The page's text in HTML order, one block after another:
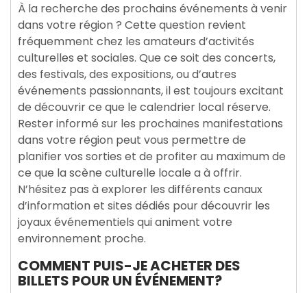
À la recherche des prochains événements à venir
dans votre région ? Cette question revient
fréquemment chez les amateurs d’activités
culturelles et sociales. Que ce soit des concerts,
des festivals, des expositions, ou d’autres
événements passionnants, il est toujours excitant
de découvrir ce que le calendrier local réserve.
Rester informé sur les prochaines manifestations
dans votre région peut vous permettre de
planifier vos sorties et de profiter au maximum de
ce que la scène culturelle locale a à offrir.
N’hésitez pas à explorer les différents canaux
d’information et sites dédiés pour découvrir les
joyaux événementiels qui animent votre
environnement proche.
COMMENT PUIS-JE ACHETER DES
BILLETS POUR UN ÉVÉNEMENT?